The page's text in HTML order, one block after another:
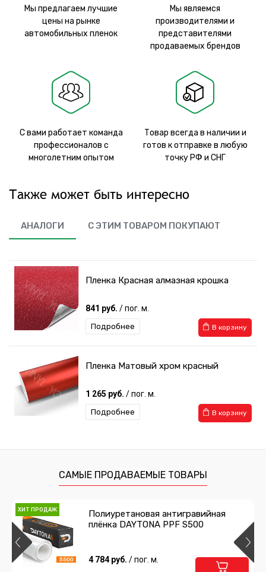
Мы предлагаем лучшие
цены на рынке
автомобильных пленок
Мы являемся
производителями и
представителями
продаваемых брендов
С вами работает команда
профессионалов с
многолетним опытом
Товар всегда в наличии и
готов к отправке в любую
точку РФ и СНГ
Также может быть интересно
АНАЛОГИ С ЭТИМ ТОВАРОМ ПОКУПАЮТ
Пленка Красная алмазная крошка
841 руб. / пог. м.
В корзину
Подробнее
Пленка Матовый хром красный
1 265 руб. / пог. м.
В корзину
Подробнее
САМЫЕ ПРОДАВАЕМЫЕ ТОВАРЫ
ХИТ ПРОДАЖ
Полиуретановая антигравийная
плёнка DAYTONA PPF S500
4 784 руб. / пог. м.